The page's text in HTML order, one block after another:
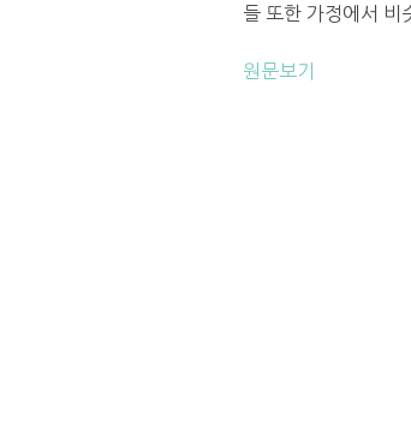
들 또한 가정에서 비
원문보기